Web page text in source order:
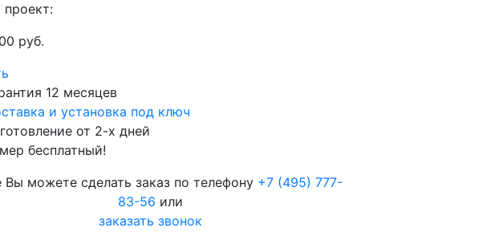
проект:
руб.
12 месяцев
и установка под ключ
от 2-х дней
бесплатный!
Вы можете сделать заказ по телефону +7 (495) 777-
83-56 или
заказать звонок